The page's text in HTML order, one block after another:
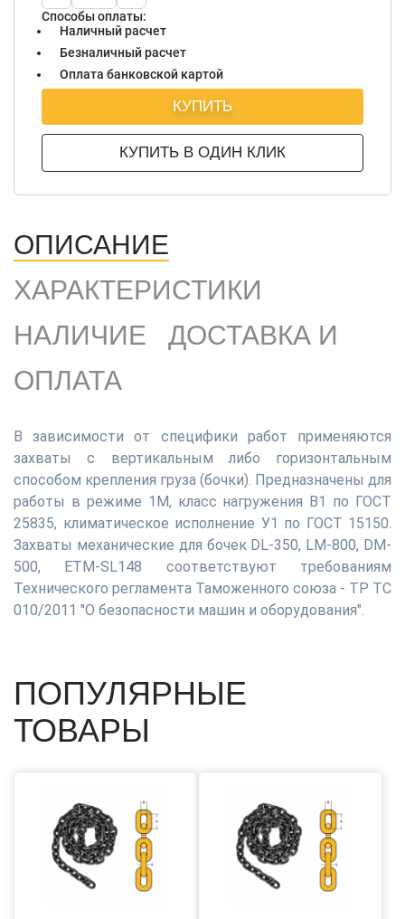
Способы оплаты:
Наличный расчет
Безналичный расчет
Оплата банковской картой
КУПИТЬ
КУПИТЬ В ОДИН КЛИК
ОПИСАНИЕ
ХАРАКТЕРИСТИКИ
НАЛИЧИЕ
ДОСТАВКА И
ОПЛАТА
В зависимости от специфики работ применяются
захваты с вертикальным либо горизонтальным
способом крепления груза (бочки). Предназначены для
работы в режиме 1М, класс нагружения В1 по ГОСТ
25835, климатическое исполнение У1 по ГОСТ 15150.
Захваты механические для бочек DL-350, LM-800, DM-
500, ETM-SL148 соответствуют требованиям
Технического регламента Таможенного союза - ТР ТС
010/2011 "О безопасности машин и оборудования".
ПОПУЛЯРНЫЕ
ТОВАРЫ